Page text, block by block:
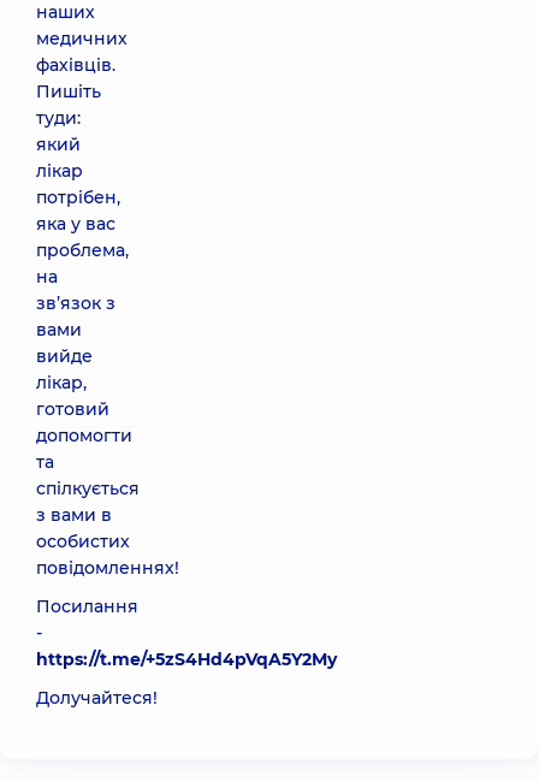
наших
медичних
фахівців.
Пишіть
туди:
який
лікар
потрібен,
яка у вас
проблема,
на
зв’язок з
вами
вийде
лікар,
готовий
допомогти
та
спілкується
з вами в
особистих
повідомленнях!
Посилання
-
https://t.me/+5zS4Hd4pVqA5Y2My
Долучайтеся!